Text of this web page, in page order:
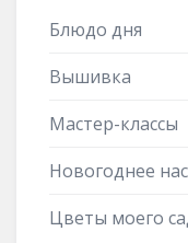
Блюдо дня
Вышивка
Мастер-классы
Новогоднее
Цветы моего